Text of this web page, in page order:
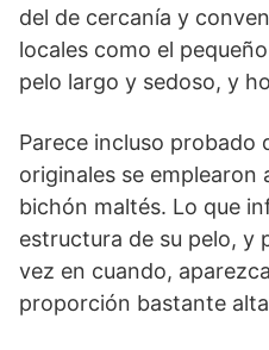
del de cercanía y
locales como el
pelo largo y sedoso, y
Parece incluso probado
originales se emplearon
bichón maltés. Lo que
estructura de su pelo, y
vez en cuando,
proporción bastante